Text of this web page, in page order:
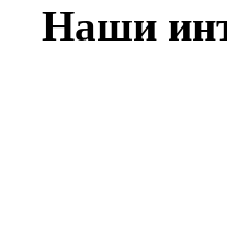
Наши